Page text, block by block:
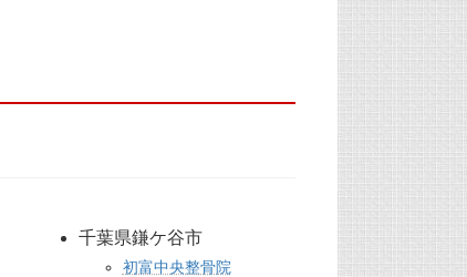
千葉県鎌ケ谷市
初富中央整骨院